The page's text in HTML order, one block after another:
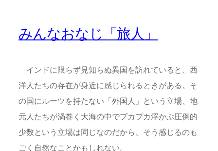
みんなおなじ「旅人」
インドに限らず見知らぬ異国を訪れていると、西
洋人たちの存在が身近に感じられるときがある。そ
の国にルーツを持たない「外国人」という立場、地
元人たちが渦巻く大海の中でプカプカ浮かぶ圧倒的
少数という立場は同じなのだから、そう感じるのも
ごく自然なことかもしれない。